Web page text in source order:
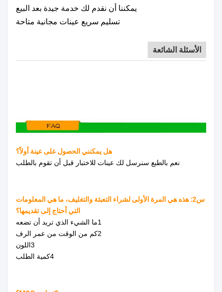
يمكننا أن نقدم لك خدمة جيدة بعد البيع
تسليم سريع عينات مجانية متاحة
الأسئلة الشائعة
هل يمكنني الحصول على عينة أولاً؟
نعم بالطبع سنرسل لك عينات للاختبار قبل أن تقوم بالطلب
س2: هذه هي المرة الأولى لشراء التعبئة والتغليف، ما هي المعلومات
التي أحتاج إلى تقديمها؟
1ما الشيء الذي تريد أن تضعه
2كم من الوقت من عمر الرف
3اللون
4كمية الطلب